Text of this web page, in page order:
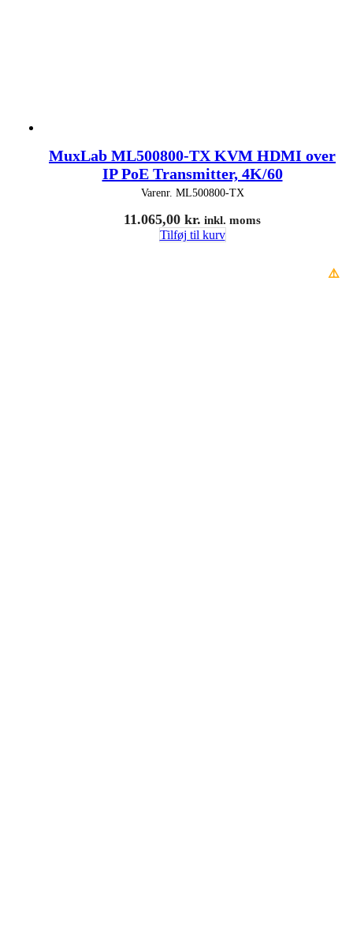
MuxLab ML500800-TX KVM HDMI over
IP PoE Transmitter, 4K/60
Varenr. ML500800-TX
11.065,00 kr. inkl. moms
Tilføj til kurv
⚠️